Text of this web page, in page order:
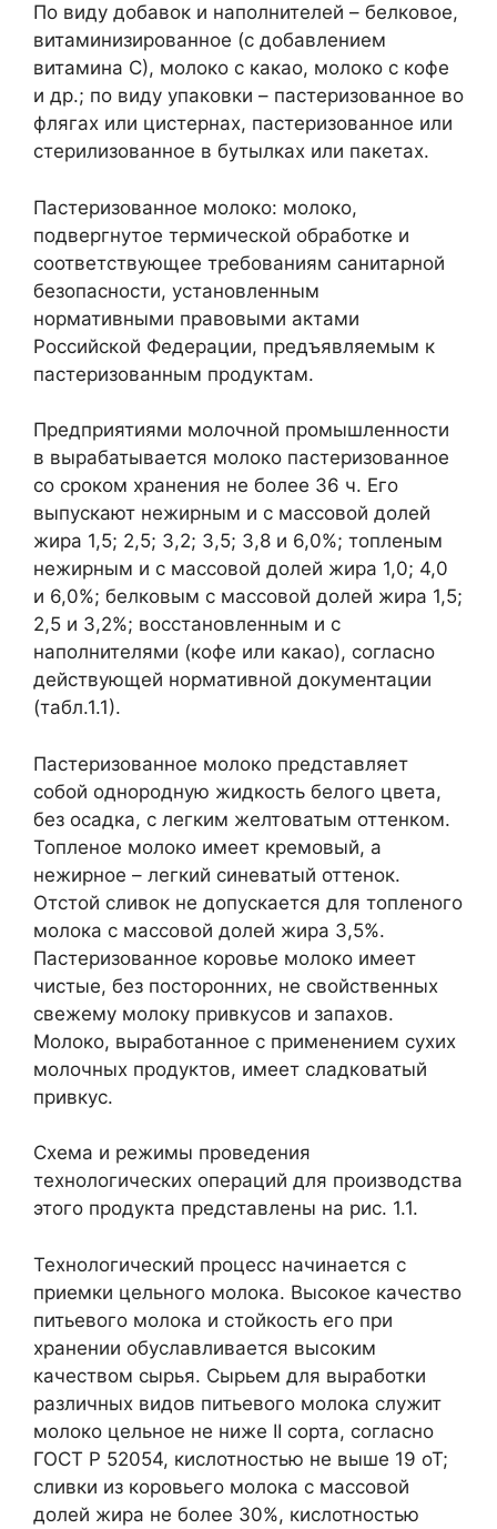
По виду добавок и наполнителей – белковое,
витаминизированное (с добавлением
витамина С), молоко с какао, молоко с кофе
и др.; по виду упаковки – пастеризованное во
флягах или цистернах, пастеризованное или
стерилизованное в бутылках или пакетах.
Пастеризованное молоко: молоко,
подвергнутое термической обработке и
соответствующее требованиям санитарной
безопасности, установленным
нормативными правовыми актами
Российской Федерации, предъявляемым к
пастеризованным продуктам.
Предприятиями молочной промышленности
в вырабатывается молоко пастеризованное
со сроком хранения не более 36 ч. Его
выпускают нежирным и с массовой долей
жира 1,5; 2,5; 3,2; 3,5; 3,8 и 6,0%; топленым
нежирным и с массовой долей жира 1,0; 4,0
и 6,0%; белковым с массовой долей жира 1,5;
2,5 и 3,2%; восстановленным и с
наполнителями (кофе или какао), согласно
действующей нормативной документации
(табл.1.1).
Пастеризованное молоко представляет
собой однородную жидкость белого цвета,
без осадка, с легким желтоватым оттенком.
Топленое молоко имеет кремовый, а
нежирное – легкий синеватый оттенок.
Отстой сливок не допускается для топленого
молока с массовой долей жира 3,5%.
Пастеризованное коровье молоко имеет
чистые, без посторонних, не свойственных
свежему молоку привкусов и запахов.
Молоко, выработанное с применением сухих
молочных продуктов, имеет сладковатый
привкус.
Схема и режимы проведения
технологических операций для производства
этого продукта представлены на рис. 1.1.
Технологический процесс начинается с
приемки цельного молока. Высокое качество
питьевого молока и стойкость его при
хранении обуславливается высоким
качеством сырья. Сырьем для выработки
различных видов питьевого молока служит
молоко цельное не ниже II сорта, согласно
ГОСТ Р 52054, кислотностью не выше 19 оТ;
сливки из коровьего молока с массовой
долей жира не более 30%, кислотностью